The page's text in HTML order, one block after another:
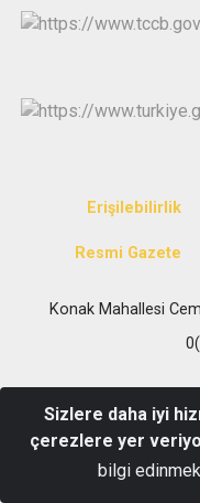
Erişilebilirlik
Resmi Gazete
Konak Mahallesi
Sizlere daha iyi
çerezlere yer
bilgi